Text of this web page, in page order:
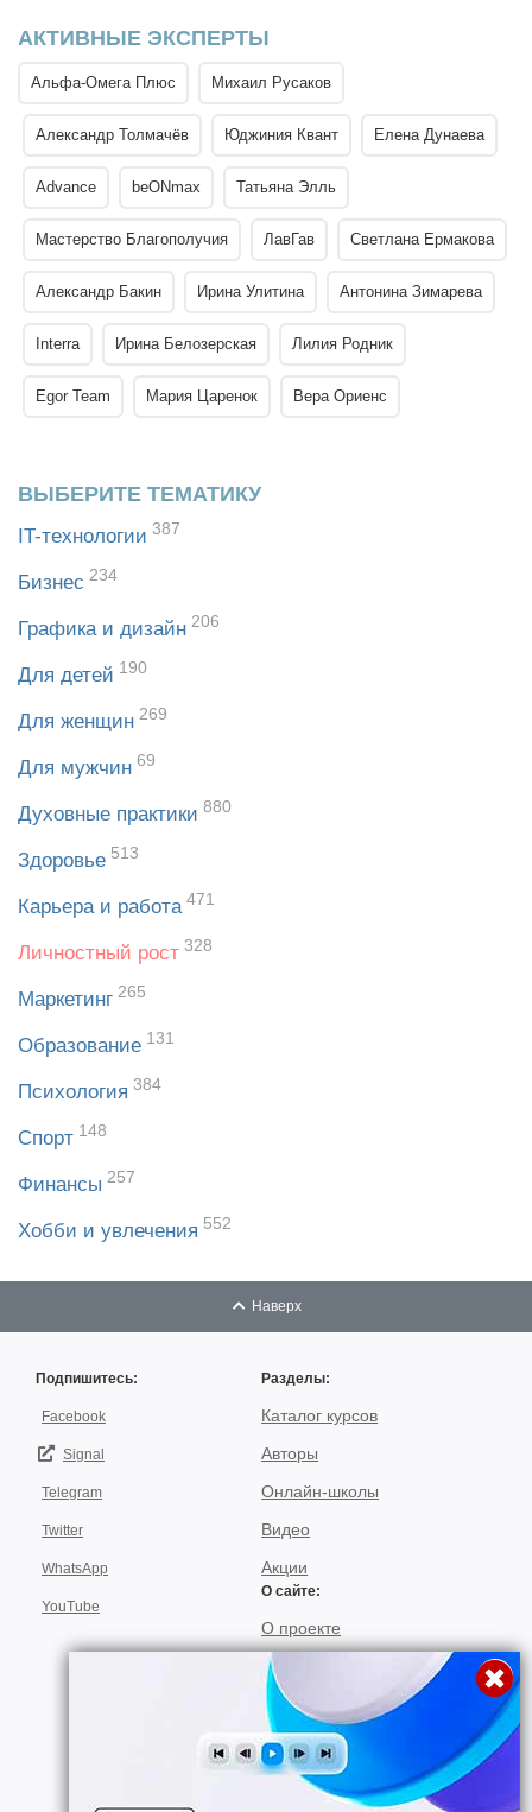
АКТИВНЫЕ ЭКСПЕРТЫ
Альфа-Омега Плюс Михаил Русаков
Александр Толмачёв Юджиния Квант Елена Дунаева
Advance beONmax Татьяна Элль
Мастерство Благополучия ЛавГав Светлана Ермакова
Александр Бакин Ирина Улитина Антонина Зимарева
Interra Ирина Белозерская Лилия Родник
Egor Team Мария Царенок Вера Ориенс
ВЫБЕРИТЕ ТЕМАТИКУ
IT-технологии 387
Бизнес 234
Графика и дизайн 206
Для детей 190
Для женщин 269
Для мужчин 69
Духовные практики 880
Здоровье 513
Карьера и работа 471
Личностный рост 328
Маркетинг 265
Образование 131
Психология 384
Спорт 148
Финансы 257
Хобби и увлечения 552
Наверх
Подпишитесь:
Facebook
Signal
Telegram
Twitter
WhatsApp
YouTube
Разделы:
Каталог курсов
Авторы
Онлайн-школы
Видео
Акции
О сайте:
О проекте
Для авторов
Договор пользования
Использование материалов
Подписка